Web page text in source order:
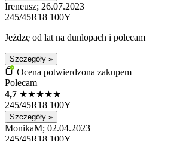
Ireneusz; 26.07.2023
245/45R18 100Y
Jeżdzę od lat na dunlopach i polecam
Szczegóły »
Ocena potwierdzona zakupem
Polecam
4,7 ★★★★★
245/45R18 100Y
Szczegóły »
MonikaM; 02.04.2023
245/45R18 100Y